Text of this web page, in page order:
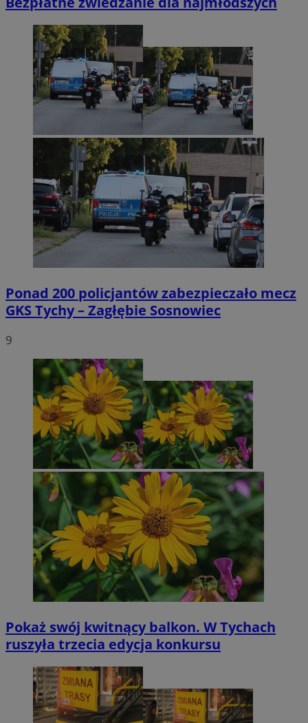
Ponad 200 policjantów zabezpieczało mecz
GKS Tychy – Zagłębie Sosnowiec
9
Pokaż swój kwitnący balkon. W Tychach
ruszyła trzecia edycja konkursu